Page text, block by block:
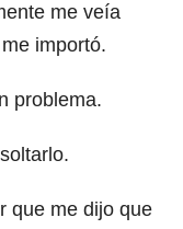
me veía
importó.
problema.
que me dijo que